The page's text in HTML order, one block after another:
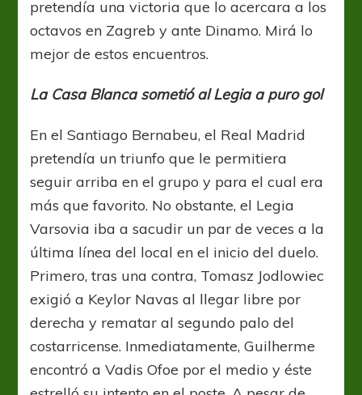
pretendía una victoria que lo acercara a los
octavos en Zagreb y ante Dinamo. Mirá lo
mejor de estos encuentros.
La Casa Blanca sometió al Legia a puro gol
En el Santiago Bernabeu, el Real Madrid
pretendía un triunfo que le permitiera
seguir arriba en el grupo y para el cual era
más que favorito. No obstante, el Legia
Varsovia iba a sacudir un par de veces a la
última línea del local en el inicio del duelo.
Primero, tras una contra, Tomasz Jodlowiec
exigió a Keylor Navas al llegar libre por
derecha y rematar al segundo palo del
costarricense. Inmediatamente, Guilherme
encontró a Vadis Ofoe por el medio y éste